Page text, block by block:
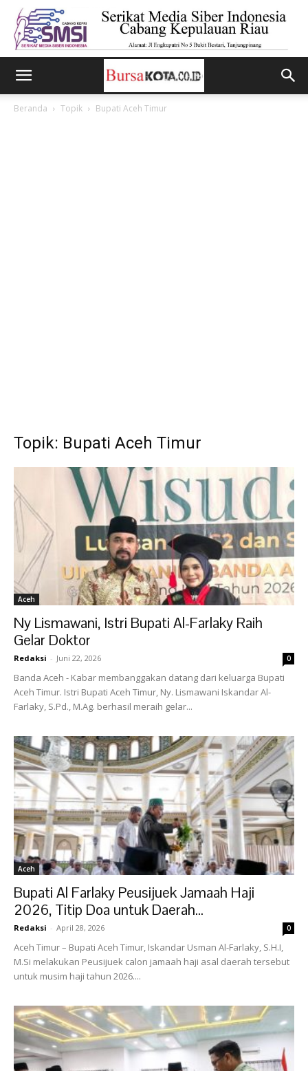
Beranda Topik Bupati Aceh Timur
Topik: Bupati Aceh Timur
Aceh
Ny Lismawani, Istri Bupati Al-Farlaky Raih
Gelar Doktor
Redaksi - Juni 22, 2026 0
Banda Aceh - Kabar membanggakan datang dari keluarga Bupati
Aceh Timur. Istri Bupati Aceh Timur, Ny. Lismawani Iskandar Al-
Farlaky, S.Pd., M.Ag. berhasil meraih gelar...
Aceh
Bupati Al Farlaky Peusijuek Jamaah Haji
2026, Titip Doa untuk Daerah...
Redaksi - April 28, 2026 0
Aceh Timur – Bupati Aceh Timur, Iskandar Usman Al-Farlaky, S.H.I,
M.Si melakukan Peusijuek calon jamaah haji asal daerah tersebut
untuk musim haji tahun 2026....